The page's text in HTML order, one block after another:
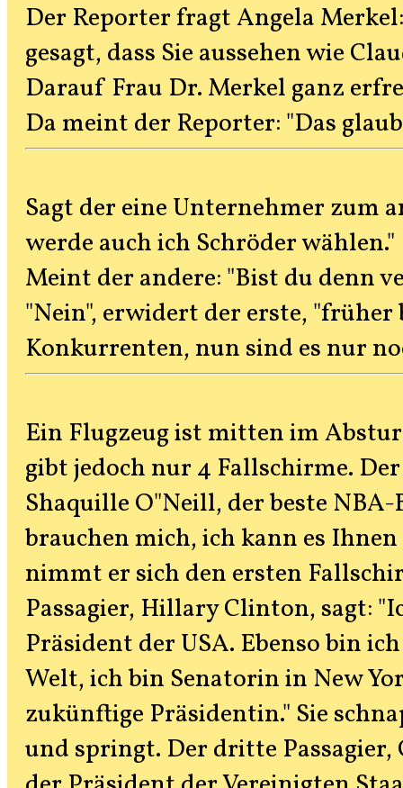
Der Reporter fragt Angela
gesagt, dass Sie aussehen wie
Darauf Frau Dr. Merkel ganz
Da meint der Reporter: "Das
Sagt der eine Unternehmer zum
werde auch ich Schröder wählen."
Meint der andere: "Bist du denn
"Nein", erwidert der erste,
Konkurrenten, nun sind es nur
Ein Flugzeug ist mitten im
gibt jedoch nur 4 Fallschirme.
Shaquille O"Neill, der beste
brauchen mich, ich kann es
nimmt er sich den ersten
Passagier, Hillary Clinton, sagt:
Präsident der USA. Ebenso bin
Welt, ich bin Senatorin in New
zukünftige Präsidentin." Sie
und springt. Der dritte Passagier,